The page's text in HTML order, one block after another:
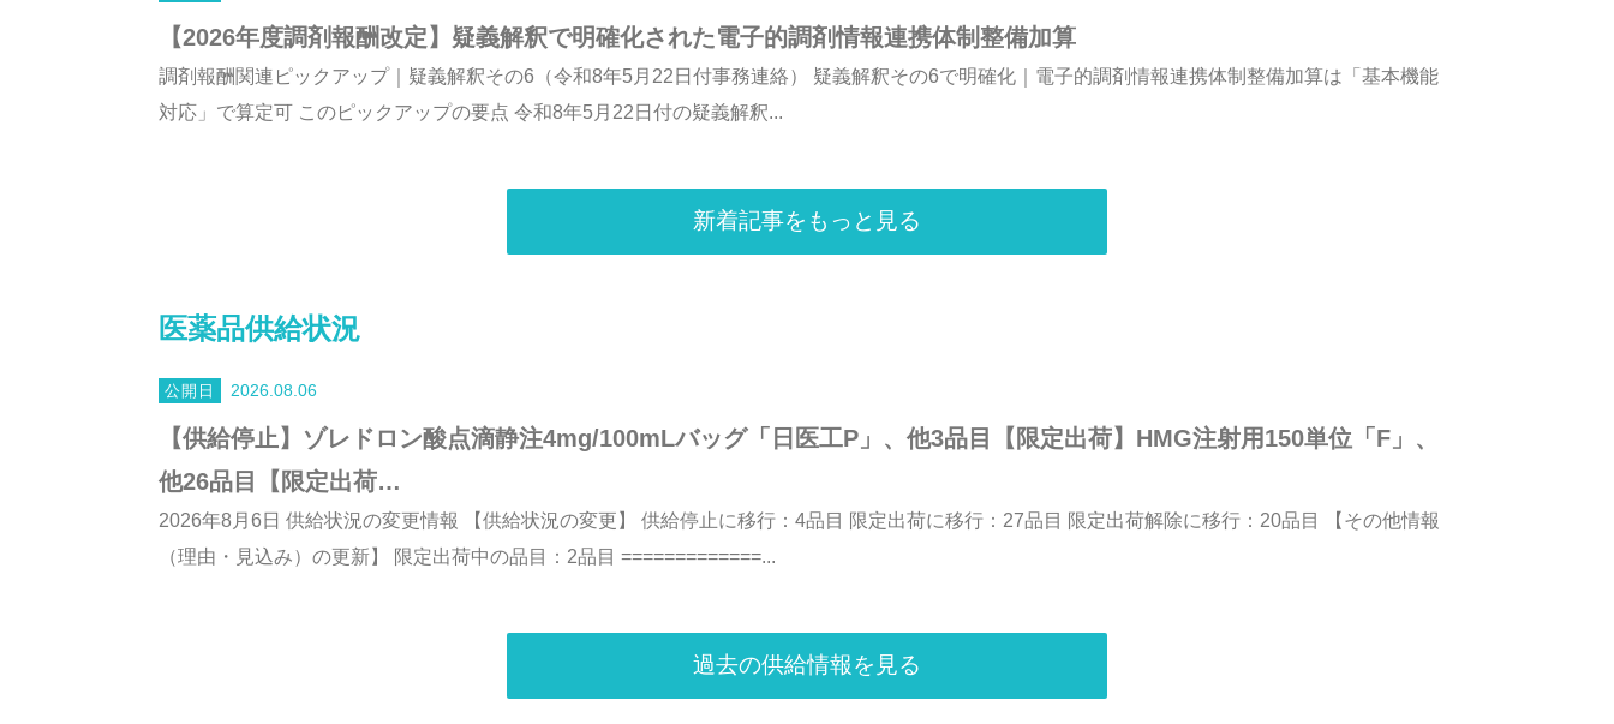
【2026年度調剤報酬改定】疑義解釈で明確化された電子的調剤情報連携体制整備加算
調剤報酬関連ピックアップ｜疑義解釈その6（令和8年5月22日付事務連絡） 疑義解釈その6で明確化｜電子的調剤情報連携体制整備加算は「基本機能
対応」で算定可 このピックアップの要点 令和8年5月22日付の疑義解釈...
新着記事をもっと見る
医薬品供給状況
2026.08.06
【供給停止】ゾレドロン酸点滴静注4mg/100mLバッグ「日医工P」、他3品目【限定出荷】HMG注射用150単位「F」、
他26品目【限定出荷…
2026年8月6日 供給状況の変更情報 【供給状況の変更】 供給停止に移行：4品目 限定出荷に移行：27品目 限定出荷解除に移行：20品目 【その他情報
（理由・見込み）の更新】 限定出荷中の品目：2品目 =============...
過去の供給情報を見る